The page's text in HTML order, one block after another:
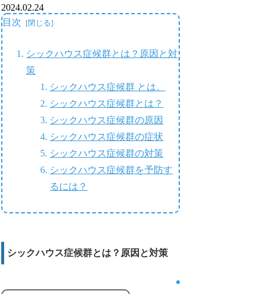
2024.02.24
目次
シックハウス症候群とは？原因と対
策
シックハウス症候群 とは。
シックハウス症候群とは？
シックハウス症候群の原因
シックハウス症候群の症状
シックハウス症候群の対策
シックハウス症候群を予防す
るには？
シックハウス症候群とは？原因と対策